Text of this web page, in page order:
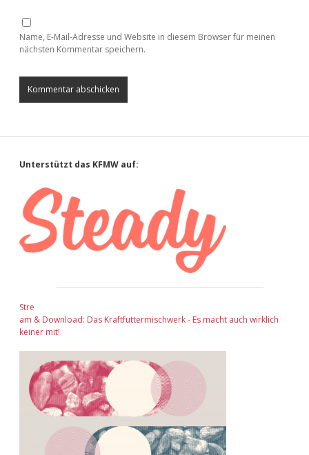
Name, E-Mail-Adresse und Website in diesem Browser für meinen
nächsten Kommentar speichern.
Sidebar
Unterstützt das KFMW auf:
Stre
am & Download: Das Kraftfuttermischwerk - Es macht auch wirklich
keiner mit!